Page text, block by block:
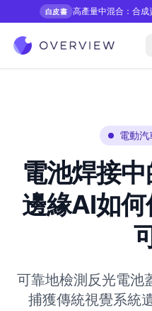
白皮書 高產量中混合：合
電動汽
電池焊接中
邊緣AI如
可靠地檢測反光電池
捕獲傳統視覺系統